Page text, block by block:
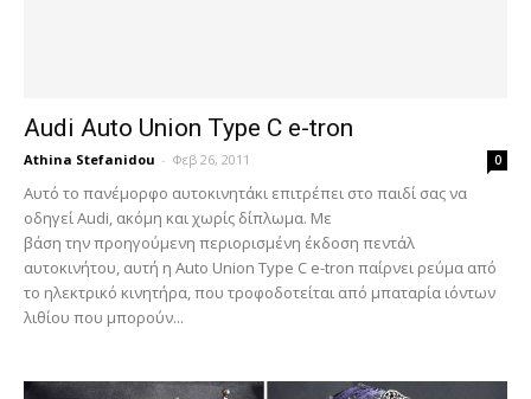
Audi Auto Union Type C e-tron
Athina Stefanidou - Φεβ 26, 2011 0
Αυτό το πανέμορφο αυτοκινητάκι επιτρέπει στο παιδί σας να
οδηγεί Audi, ακόμη και χωρίς δίπλωμα. Με
βάση την προηγούμενη περιορισμένη έκδοση πεντάλ
αυτοκινήτου, αυτή η Auto Union Type C e-tron παίρνει ρεύμα από
το ηλεκτρικό κινητήρα, που τροφοδοτείται από μπαταρία ιόντων
λιθίου που μπορούν...